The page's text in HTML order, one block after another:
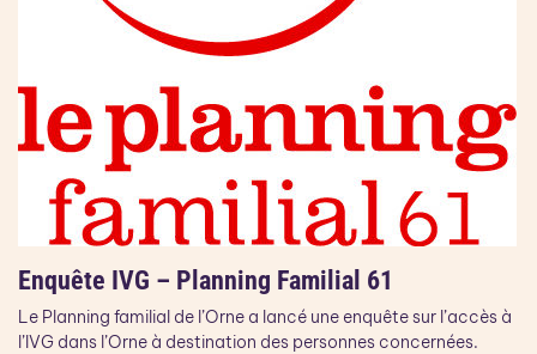
Enquête IVG – Planning Familial 61
Le Planning familial de l’Orne a lancé une enquête sur l’accès à
l’IVG dans l’Orne à destination des personnes concernées.